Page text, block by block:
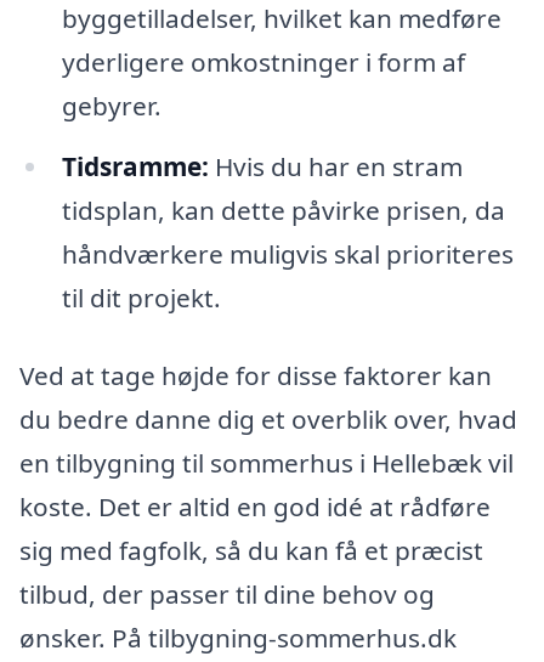
byggetilladelser, hvilket kan medføre
yderligere omkostninger i form af
gebyrer.
Tidsramme: Hvis du har en stram
tidsplan, kan dette påvirke prisen, da
håndværkere muligvis skal prioriteres
til dit projekt.
Ved at tage højde for disse faktorer kan
du bedre danne dig et overblik over, hvad
en tilbygning til sommerhus i Hellebæk vil
koste. Det er altid en god idé at rådføre
sig med fagfolk, så du kan få et præcist
tilbud, der passer til dine behov og
ønsker. På tilbygning-sommerhus.dk